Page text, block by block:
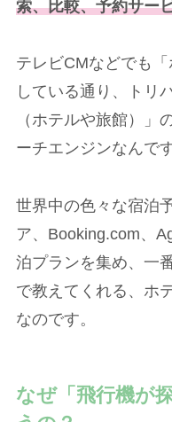
索、比較、予約サー
テレビCMなどでも
している通り、トリ
（ホテルや旅館）」
ーチエンジンなんです
世界中の色々な宿泊
ア、Booking.com、
泊プランを集め、一
で教えてくれる、ホ
なのです。
なぜ「飛行機が